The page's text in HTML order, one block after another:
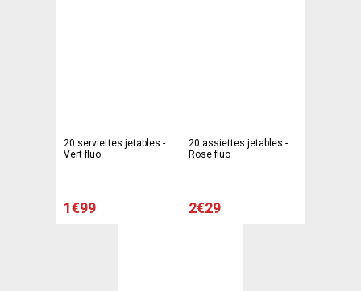
20 serviettes jetables -
Vert fluo
1€99
20 assiettes jetables -
Rose fluo
2€29